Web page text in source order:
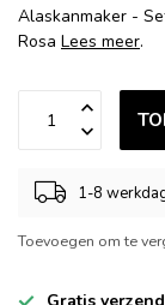
Alaskanmaker -
Rosa Lees meer.
1-8
Toevoegen om te